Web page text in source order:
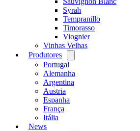
Syrah
Tempranillo
Timorasso
Viognier
Vinhas Velhas
Produtores
menu
Portugal
Alemanha
Argentina
Austria
Espanha
França
Itália
News